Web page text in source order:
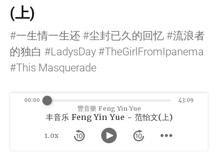
(上)
#一生情一生还 #尘封已久的回忆 #流浪者
的独白 #LadysDay #TheGirlFromIpanema
#This Masquerade
豐音樂 Feng Yin Yue
丰音乐 Feng Yin Yue - 范怡文(上)
1.0x
00:00 43:09